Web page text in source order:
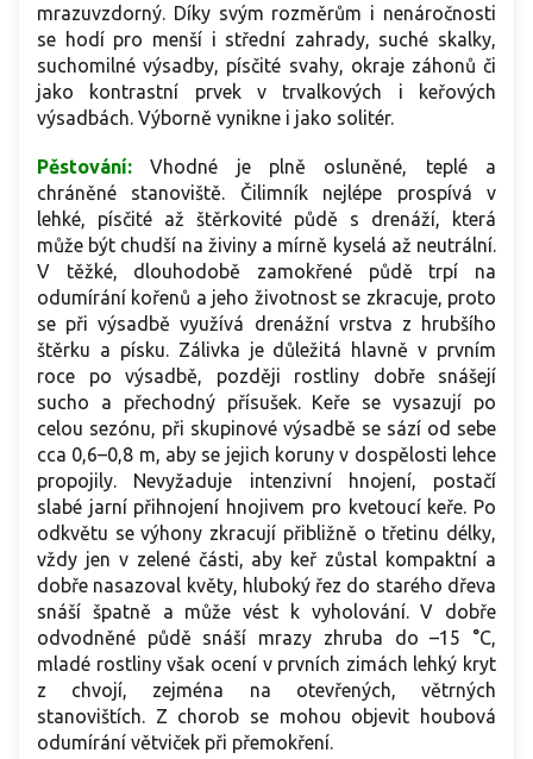
mrazuvzdorný. Díky svým rozměrům i nenáročnosti
se hodí pro menší i střední zahrady, suché skalky,
suchomilné výsadby, písčité svahy, okraje záhonů či
jako kontrastní prvek v trvalkových i keřových
výsadbách. Výborně vynikne i jako solitér.
Pěstování:
Vhodné je plně osluněné, teplé a
chráněné stanoviště. Čilimník nejlépe prospívá v
lehké, písčité až štěrkovité půdě s drenáží, která
může být chudší na živiny a mírně kyselá až neutrální.
V těžké, dlouhodobě zamokřené půdě trpí na
odumírání kořenů a jeho životnost se zkracuje, proto
se při výsadbě využívá drenážní vrstva z hrubšího
štěrku a písku. Zálivka je důležitá hlavně v prvním
roce po výsadbě, později rostliny dobře snášejí
sucho a přechodný přísušek. Keře se vysazují po
celou sezónu, při skupinové výsadbě se sází od sebe
cca 0,6–0,8 m, aby se jejich koruny v dospělosti lehce
propojily. Nevyžaduje intenzivní hnojení, postačí
slabé jarní přihnojení hnojivem pro kvetoucí keře. Po
odkvětu se výhony zkracují přibližně o třetinu délky,
vždy jen v zelené části, aby keř zůstal kompaktní a
dobře nasazoval květy, hluboký řez do starého dřeva
snáší špatně a může vést k vyholování. V dobře
odvodněné půdě snáší mrazy zhruba do –15 °C,
mladé rostliny však ocení v prvních zimách lehký kryt
z chvojí, zejména na otevřených, větrných
stanovištích. Z chorob se mohou objevit houbová
odumírání větviček při přemokření.